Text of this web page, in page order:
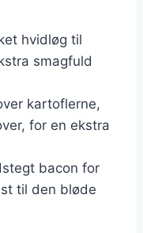
hvidløg til
smagfuld
kartoflerne,
for en ekstra
bacon for
til den bløde